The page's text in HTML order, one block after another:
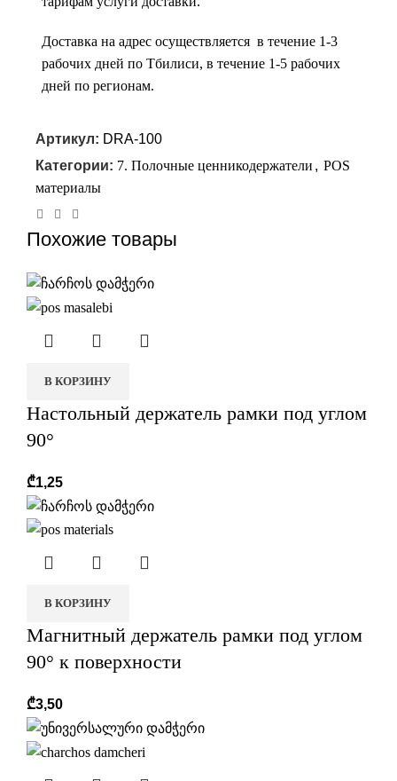
Доставка на адрес осуществляется в течение 1-3
рабочих дней по Тбилиси, в течение 1-5 рабочих
дней по регионам.
Артикул: DRA-100
Категории: 7. Полочные ценникодержатели , POS
материалы
Похожие товары
В КОРЗИНУ
Настольный держатель рамки под углом
90°
₾1,25
В КОРЗИНУ
Магнитный держатель рамки под углом
90° к поверхности
₾3,50